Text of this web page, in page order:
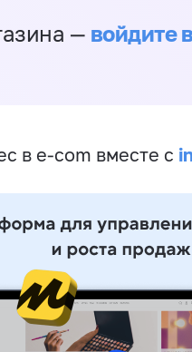
— войдите
в e-com вместе с